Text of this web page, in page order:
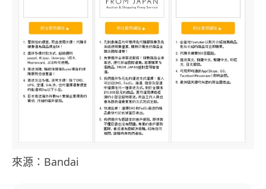
來源：Bandai